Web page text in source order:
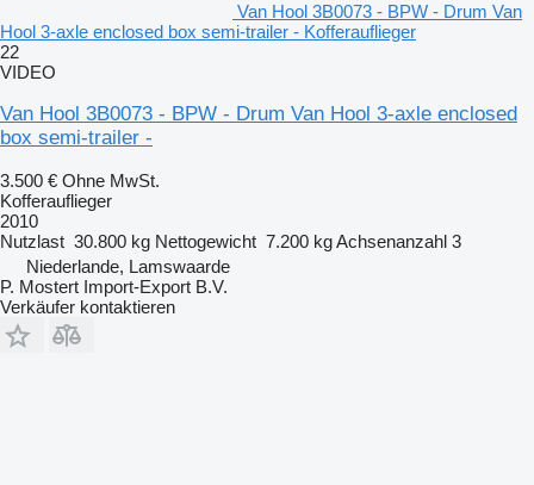
Van Hool 3B0073 - BPW - Drum Van
Hool 3-axle enclosed box semi-trailer - Kofferauflieger
22
VIDEO
Van Hool 3B0073 - BPW - Drum Van Hool 3-axle enclosed
box semi-trailer -
3.500 € Ohne MwSt.
Kofferauflieger
2010
Nutzlast 30.800 kg Nettogewicht 7.200 kgAchsenanzahl 3
Niederlande, Lamswaarde
P. Mostert Import-Export B.V.
Verkäufer kontaktieren